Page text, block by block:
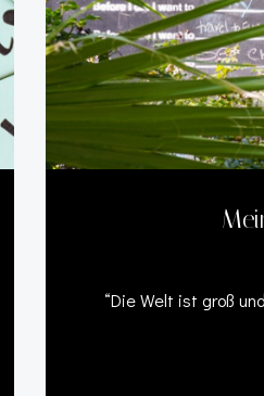
“Die Welt ist groß